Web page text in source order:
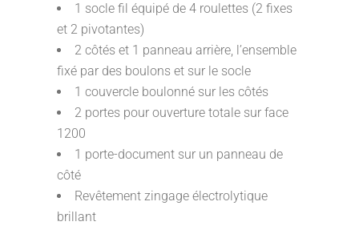
1 socle fil équipé de 4 roulettes (2 fixes
et 2 pivotantes)
2 côtés et 1 panneau arrière, l’ensemble
fixé par des boulons et sur le socle
1 couvercle boulonné sur les côtés
2 portes pour ouverture totale sur face
1200
1 porte-document sur un panneau de
côté
Revêtement zingage électrolytique
brillant